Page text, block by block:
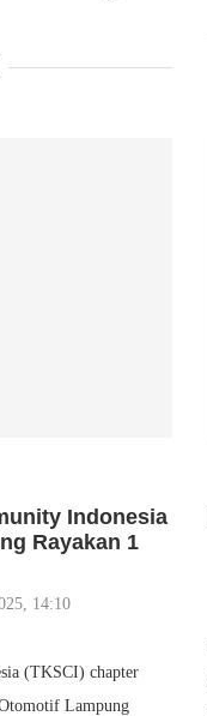
Indonesia
Rayakan 1
14:10
(TKSCI) chapter
Lampung